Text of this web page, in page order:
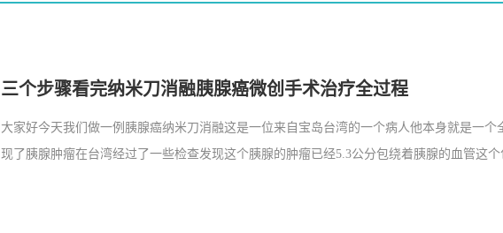
三个步骤看完纳米刀消融胰腺癌微创手术治疗全过程
大家好今天我们做一例胰腺癌纳米刀消融这是一位来自宝岛台湾的一个病人他本身就是一个
现了胰腺肿瘤在台湾经过了一些检查发现这个胰腺的肿瘤已经5.3公分包绕着胰腺的血管这